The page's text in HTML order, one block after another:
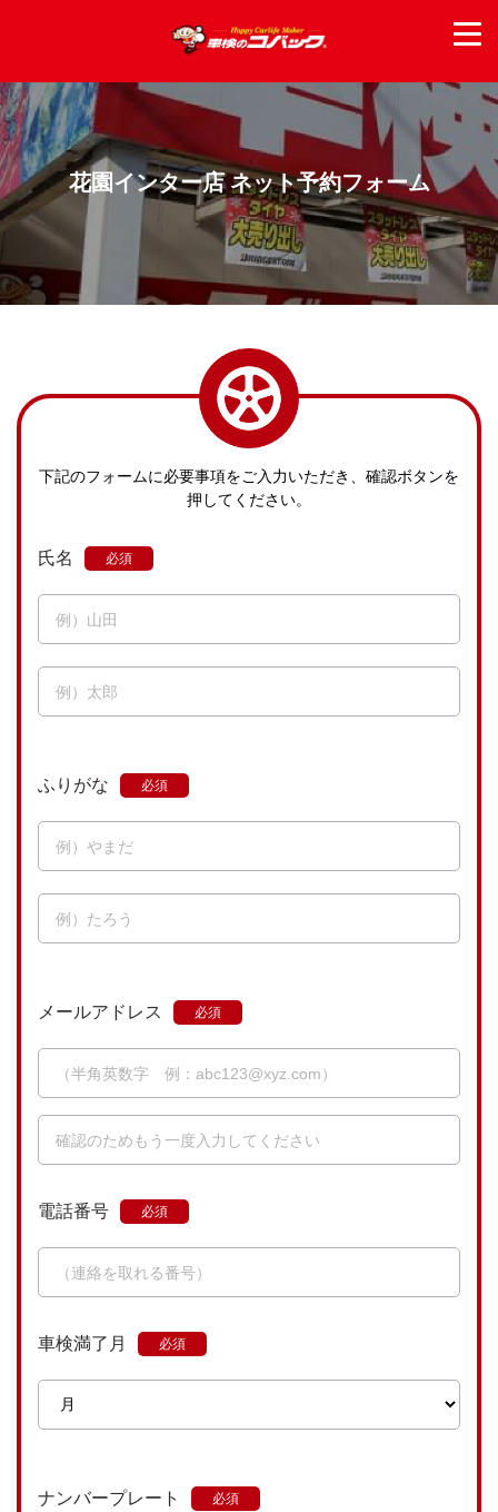
花園インター店 ネット予約フォーム
下記のフォームに必要事項をご入力いただき、確認ボタンを
押してください。
氏名
ふりがな
メールアドレス
電話番号
車検満了月
ナンバープレート